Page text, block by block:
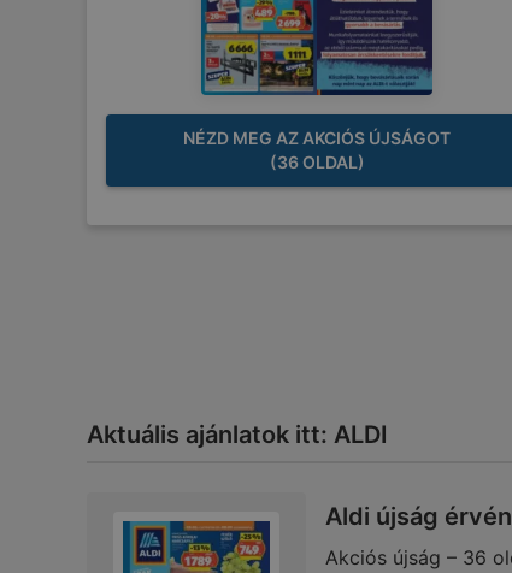
NÉZD MEG AZ AKCIÓS ÚJSÁGOT
(36 OLDAL)
Aktuális ajánlatok itt: ALDI
Aldi újság
Akciós újság – 36